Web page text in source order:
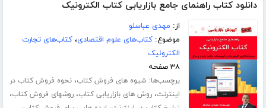
دانلود کتاب راهنمای جامع بازاریابی کتاب الکترونیک
از: مهدی عباسلو
موضوع:کتاب‌های علوم اقتصادی،کتاب‌های تجارت
الکترونیک
۳۸ صفحه
برچسب‌ها:شیوه های فروش کتاب،نحوه فروش کتاب در
اینترنت،روش های بازاریابی کتاب،روشهای فروش کتاب،